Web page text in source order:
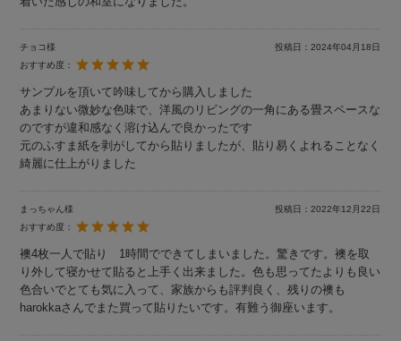
チョコ様 投稿日：2024年04月18日
おすすめ度：
サンプルを頂いて吟味してから購入しました
あまりない微妙な色味で、洋風のリビングの一角にある畳スペースな
のですが違和感なく溶け込んで良かったです
元のふすま紙を剥がしてから貼りましたが、貼り易くよれることなく
綺麗に仕上がりました
まっちゃん様 投稿日：2022年12月22日
おすすめ度：
襖4枚一人で貼り 1時間でできてしまいました。驚きです。襖を取
り外して寝かせて貼ると上手く出来ました。色も思ってたよりも良い
色合いでとても気に入って、家族からも評判良く、残りの襖も
harokkaさんでまた買って貼りたいです。有難う御座います。